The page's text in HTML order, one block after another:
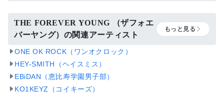
THE FOREVER YOUNG （ザフォエ
バーヤング）の関連アーティスト
もっと見る
ONE OK ROCK（ワンオクロック）
HEY-SMITH（ヘイスミス）
EBiDAN（恵比寿学園男子部）
KO1KEYZ（コイキーズ）